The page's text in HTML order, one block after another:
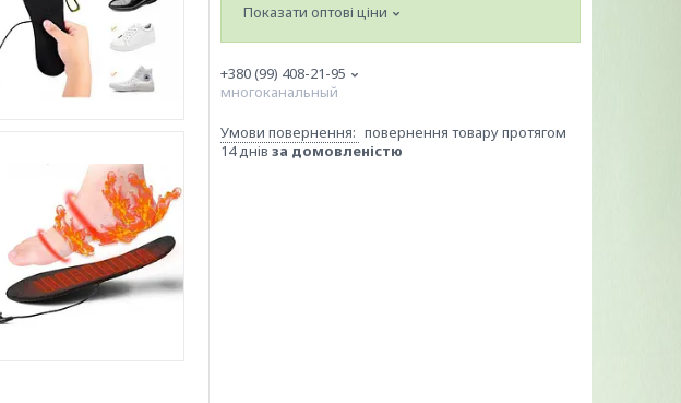
Показати оптові ціни
+380 (99) 408-21-95
многоканальный
повернення товару протягом
14 днів за домовленістю